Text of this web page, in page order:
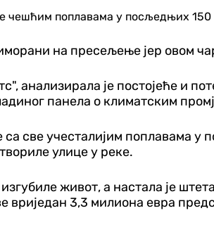
чешћим поплавама у посљедњих 150
на пресељење јер овом
анализирала је постојеће и
панела о климатским
све учесталијим поплавама
улице у реке.
живот, а настала је
вриједан 3,3 милиона евра